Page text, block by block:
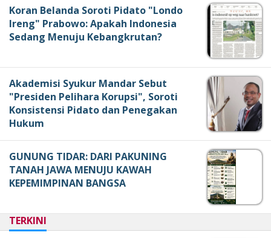
Koran Belanda Soroti Pidato "Londo
Ireng" Prabowo: Apakah Indonesia
Sedang Menuju Kebangkrutan?
Akademisi Syukur Mandar Sebut
"Presiden Pelihara Korupsi", Soroti
Konsistensi Pidato dan Penegakan
Hukum
GUNUNG TIDAR: DARI PAKUNING
TANAH JAWA MENUJU KAWAH
KEPEMIMPINAN BANGSA
TERKINI